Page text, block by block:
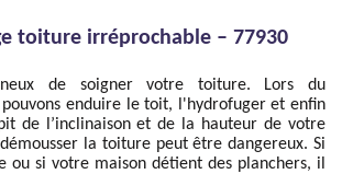
toiture irréprochable – 77930
de soigner votre toiture. Lors du
pouvons enduire le toit, l'hydrofuger et enfin
de l’inclinaison et de la hauteur de votre
la toiture peut être dangereux. Si
ou si votre maison détient des planchers, il